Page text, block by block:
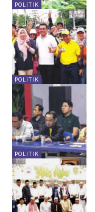
POLITIK
POLITIK
POLITIK